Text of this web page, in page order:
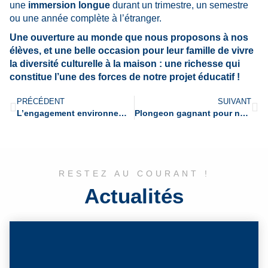
une immersion longue durant un trimestre, un semestre
ou une année complète à l’étranger.
Une ouverture au monde que nous proposons à nos
élèves, et une belle occasion pour leur famille de vivre
la diversité culturelle à la maison : une richesse qui
constitue l’une des forces de notre projet éducatif !
PRÉCÉDENT
L’engagement environnemental en lumière : nos secondes remportent un Prix du Ministère au concours photo SEDD 2024
SUIVANT
Plongeon gagnant pour notre équipe de natation !
RESTEZ AU COURANT !
Actualités